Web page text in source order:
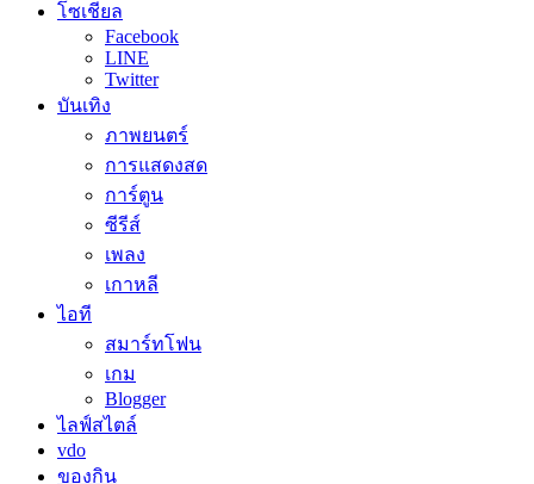
โซเชียล
Facebook
LINE
Twitter
บันเทิง
ภาพยนตร์
การแสดงสด
การ์ตูน
ซีรีส์
เพลง
เกาหลี
ไอที
สมาร์ทโฟน
เกม
Blogger
ไลฟ์สไตล์
vdo
ของกิน